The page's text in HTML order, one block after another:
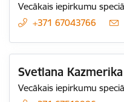
Vecākais iepirkumu
+371 67043766
Svetlana Kazmerika
Vecākais iepirkumu